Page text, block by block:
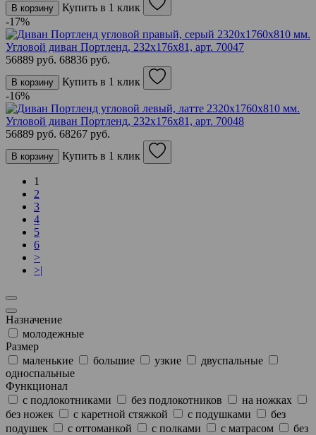
В корзину
Купить в 1 клик
-17%
Угловой диван Портленд, 232х176х81, арт. 70047
56889 руб. 68836 руб.
В корзину
Купить в 1 клик
-16%
Угловой диван Портленд, 232х176х81, арт. 70048
56889 руб. 68267 руб.
В корзину Купить в 1 клик
1
2
3
4
5
6
>
>|
Назначение
молодежные
Размер
маленькие
большие узкие
двуспальные
односпальные
Функционал
с подлокотниками
без подлокотников
на ножках
без ножек
с каретной стяжкой с подушками
без
подушек
с оттоманкой с полками с матрасом
без